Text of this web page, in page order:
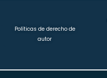
Políticas de derecho de
autor